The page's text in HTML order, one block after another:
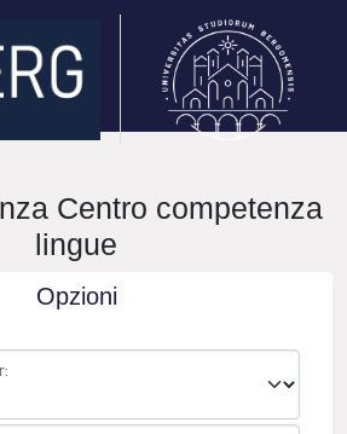
Centro competenza
lingue
Opzioni